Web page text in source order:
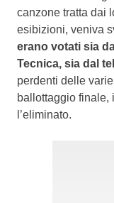
canzone tratta dai
esibizioni, veniva
erano votati sia
Tecnica, sia dal
perdenti delle
ballottaggio finale,
l’eliminato.